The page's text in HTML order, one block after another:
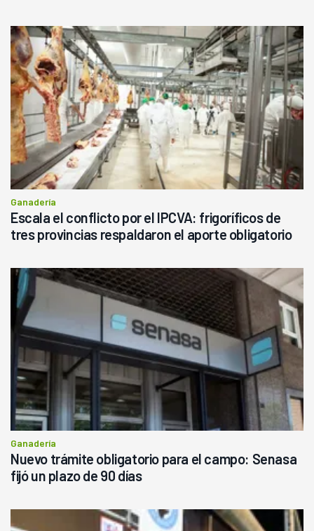
Ganadería
Escala el conflicto por el IPCVA: frigoríficos de
tres provincias respaldaron el aporte obligatorio
Ganadería
Nuevo trámite obligatorio para el campo: Senasa
fijó un plazo de 90 días